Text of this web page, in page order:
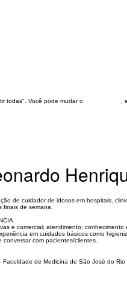
todas". Você pode mudar o
,
de cuidador de idosos em hospitais,
de semana.
e comercial; atendimento; conhecimento
em cuidados básicos como
com pacientes/clientes.
Faculdade de Medicina de São José do Rio